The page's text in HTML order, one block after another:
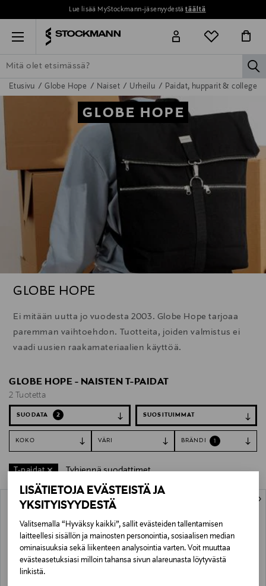
LISÄTIETOJA EVÄSTEISTÄ JA
YKSITYISYYDESTÄ
Valitsemalla “Hyväksy kaikki”, sallit evästeiden tallentamisen
laitteellesi sisällön ja mainosten personointia, sosiaalisen median
ominaisuuksia sekä liikenteen analysointia varten. Voit muuttaa
evästeasetuksiasi milloin tahansa sivun alareunasta löytyvästä
linkistä.
Lue lisää MyStockmann-jäsenyydestätäältä
Menu
ETSI KAIKKI NAISET MIEHET LAPSET KOTI
Etusivu Globe Hope Naiset Urheilu Paidat, hupparit & colleget
GLOBE HOPE
GLOBE HOPE
Ei mitään uutta jo vuodesta 2003. Globe Hope tarjoaa
paremman vaihtoehdon. Tuotteita, joiden valmistus ei
vaadi uusien raakamateriaalien käyttöä.
GLOBE HOPE - NAISTEN T-PAIDAT
2 Tuotetta
SUODATA 2
KOKO VÄRI BRÄNDI 1
T-paidat Tyhjennä suodattimet
2 Tuotetta